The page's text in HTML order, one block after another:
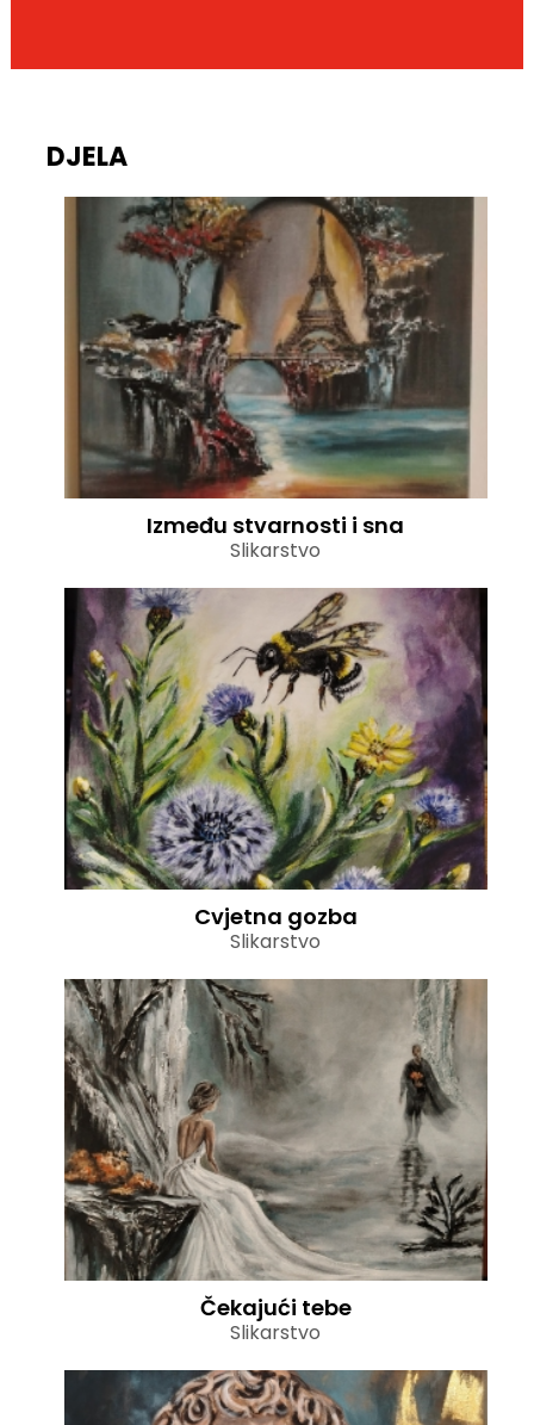
DJELA
Između stvarnosti i sna
Slikarstvo
Cvjetna gozba
Slikarstvo
Čekajući tebe
Slikarstvo